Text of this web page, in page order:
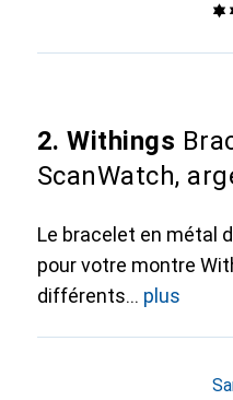
2. Withings
ScanWatch,
Le bracelet en métal
pour votre montre
différents
plus